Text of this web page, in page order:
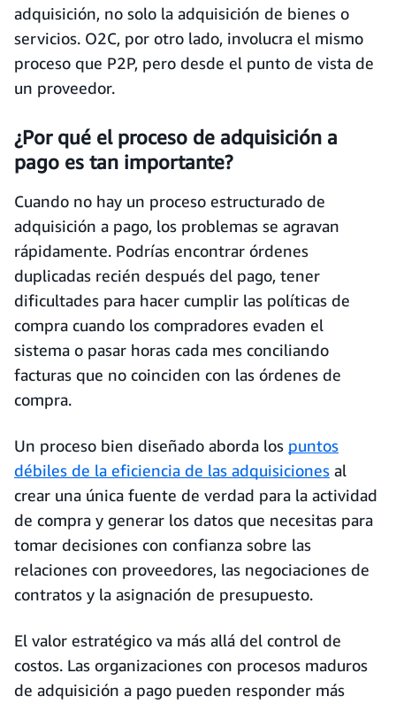
adquisición, no solo la adquisición de bienes o
servicios. O2C, por otro lado, involucra el mismo
proceso que P2P, pero desde el punto de vista de
un proveedor.
¿Por qué el proceso de adquisición a
pago es tan importante?
Cuando no hay un proceso estructurado de
adquisición a pago, los problemas se agravan
rápidamente. Podrías encontrar órdenes
duplicadas recién después del pago, tener
dificultades para hacer cumplir las políticas de
compra cuando los compradores evaden el
sistema o pasar horas cada mes conciliando
facturas que no coinciden con las órdenes de
compra.
Un proceso bien diseñado aborda los puntos
débiles de la eficiencia de las adquisiciones al
crear una única fuente de verdad para la actividad
de compra y generar los datos que necesitas para
tomar decisiones con confianza sobre las
relaciones con proveedores, las negociaciones de
contratos y la asignación de presupuesto.
El valor estratégico va más allá del control de
costos. Las organizaciones con procesos maduros
de adquisición a pago pueden responder más